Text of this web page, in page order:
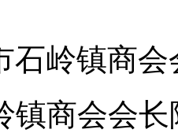
石岭镇商会
镇商会会